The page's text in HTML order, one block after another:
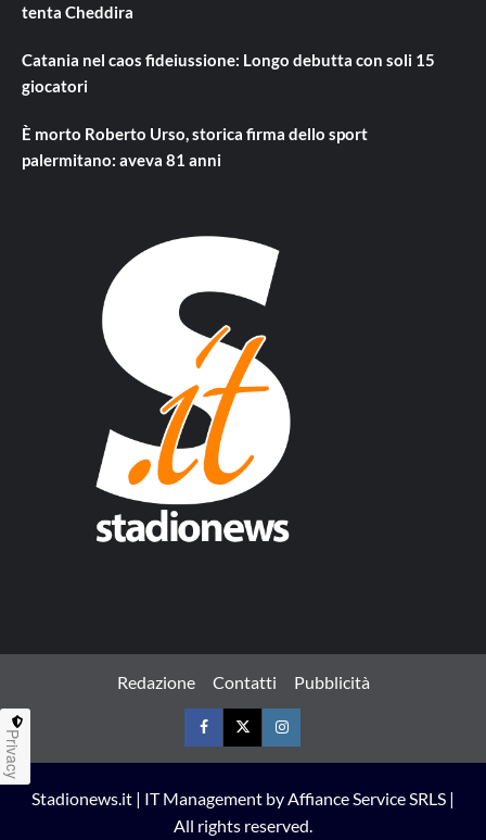
tenta Cheddira
Catania nel caos fideiussione: Longo debutta con soli 15
giocatori
È morto Roberto Urso, storica firma dello sport
palermitano: aveva 81 anni
Redazione Contatti Pubblicità
FacebookTwitterInstagram
Stadionews.it | IT Management by Affiance Service SRLS |
All rights reserved.
Privacy